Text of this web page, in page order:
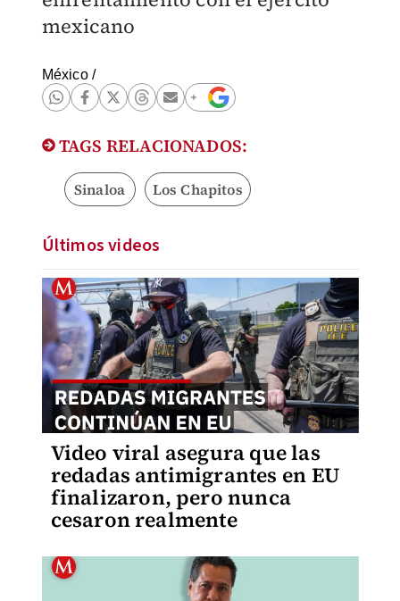
mexicano
México/
TAGS RELACIONADOS:
Sinaloa Los Chapitos
Últimos videos
Video viral asegura que las
redadas antimigrantes en EU
finalizaron, pero nunca
cesaron realmente